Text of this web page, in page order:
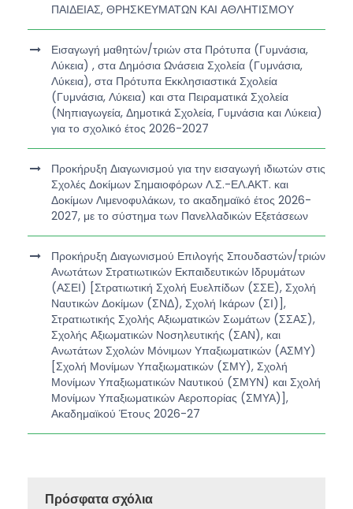
ΠΑΙΔΕΙΑΣ, ΘΡΗΣΚΕΥΜΑΤΩΝ ΚΑΙ ΑΘΛΗΤΙΣΜΟΥ
Εισαγωγή μαθητών/τριών στα Πρότυπα (Γυμνάσια,
Λύκεια) , στα Δημόσια Ωνάσεια Σχολεία (Γυμνάσια,
Λύκεια), στα Πρότυπα Εκκλησιαστικά Σχολεία
(Γυμνάσια, Λύκεια) και στα Πειραματικά Σχολεία
(Νηπιαγωγεία, Δημοτικά Σχολεία, Γυμνάσια και Λύκεια)
για το σχολικό έτος 2026-2027
Προκήρυξη Διαγωνισμού για την εισαγωγή ιδιωτών στις
Σχολές Δοκίμων Σημαιοφόρων Λ.Σ.-ΕΛ.ΑΚΤ. και
Δοκίμων Λιμενοφυλάκων, το ακαδημαϊκό έτος 2026-
2027, με το σύστημα των Πανελλαδικών Εξετάσεων
Προκήρυξη Διαγωνισμού Επιλογής Σπουδαστών/τριών
Ανωτάτων Στρατιωτικών Εκπαιδευτικών Ιδρυμάτων
(ΑΣΕΙ) [Στρατιωτική Σχολή Ευελπίδων (ΣΣΕ), Σχολή
Ναυτικών Δοκίμων (ΣΝΔ), Σχολή Ικάρων (ΣΙ)],
Στρατιωτικής Σχολής Αξιωματικών Σωμάτων (ΣΣΑΣ),
Σχολής Αξιωματικών Νοσηλευτικής (ΣΑΝ), και
Ανωτάτων Σχολών Μόνιμων Υπαξιωματικών (ΑΣΜΥ)
[Σχολή Μονίμων Υπαξιωματικών (ΣΜΥ), Σχολή
Μονίμων Υπαξιωματικών Ναυτικού (ΣΜΥΝ) και Σχολή
Μονίμων Υπαξιωματικών Αεροπορίας (ΣΜΥΑ)],
Ακαδημαϊκού Έτους 2026-27
Πρόσφατα σχόλια